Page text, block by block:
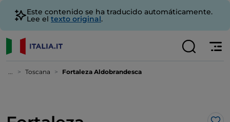
Este contenido se ha traducido automáticamente.
Lee el texto original.
... Toscana Fortaleza Aldobrandesca